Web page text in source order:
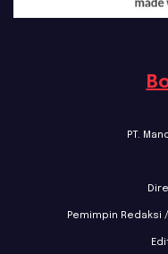
PT.
Pemimpin Redaksi